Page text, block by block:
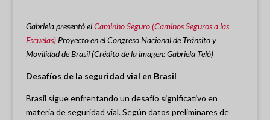
Gabrielapresentó elCaminho Seguro (Caminos Seguros a las
Escuelas)Proyecto en el Congreso Nacional de Tránsito y
Movilidad de Brasil (Crédito de la imagen: Gabriela Teló)
Desafíos de la seguridad vial en Brasil
Brasil sigue enfrentando un desafío significativo en
materia de seguridad vial. Según datos preliminares de